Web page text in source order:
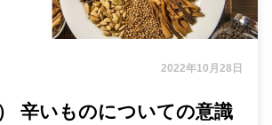
2022年10月28日
辛いものについての意識